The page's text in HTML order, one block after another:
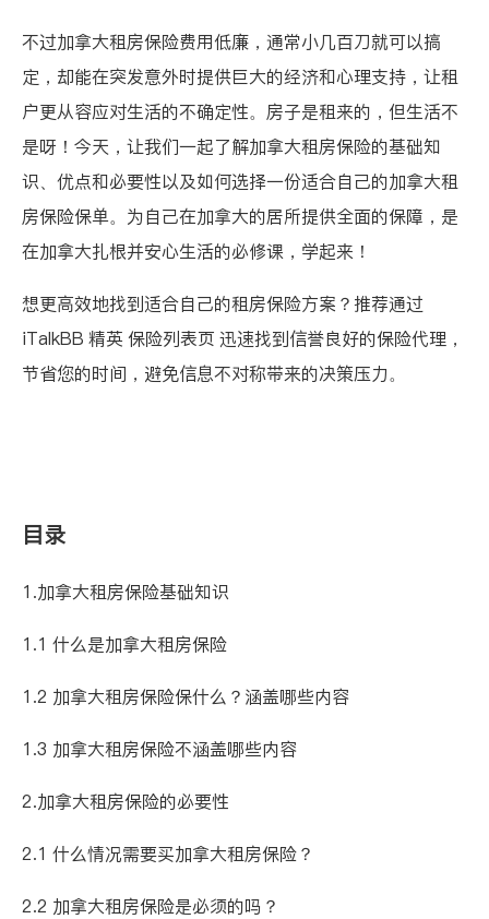
不过加拿大租房保险费用低廉，通常小几百刀就可以搞
定，却能在突发意外时提供巨大的经济和心理支持，让租
户更从容应对生活的不确定性。房子是租来的，但生活不
是呀！今天，让我们一起了解加拿大租房保险的基础知
识、优点和必要性以及如何选择一份适合自己的加拿大租
房保险保单。为自己在加拿大的居所提供全面的保障，是
在加拿大扎根并安心生活的必修课，学起来！
想更高效地找到适合自己的租房保险方案？推荐通过
iTalkBB 精英 保险列表页 迅速找到信誉良好的保险代理，
节省您的时间，避免信息不对称带来的决策压力。
目录
1.加拿大租房保险基础知识
1.1 什么是加拿大租房保险
1.2 加拿大租房保险保什么？涵盖哪些内容
1.3 加拿大租房保险不涵盖哪些内容
2.加拿大租房保险的必要性
2.1 什么情况需要买加拿大租房保险？
2.2 加拿大租房保险是必须的吗？